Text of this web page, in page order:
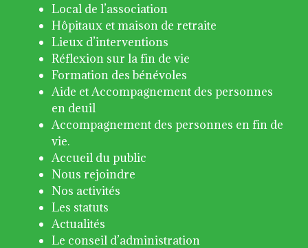
Local de l’association
Hôpitaux et maison de retraite
Lieux d’interventions
Réflexion sur la fin de vie
Formation des bénévoles
Aide et Accompagnement des personnes
en deuil
Accompagnement des personnes en fin de
vie.
Accueil du public
Nous rejoindre
Nos activités
Les statuts
Actualités
Le conseil d’administration